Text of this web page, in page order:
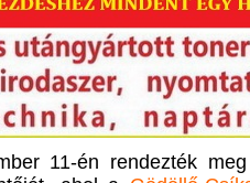
11-én rendezték